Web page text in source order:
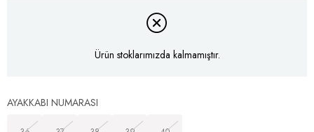
Ürün stoklarımızda kalmamıştır.
AYAKKABI NUMARASI